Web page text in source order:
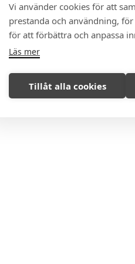
Vi använder cookies för att
prestanda och användning,
för att förbättra och anpassa
Läs mer
Tillåt alla cookies
2026.